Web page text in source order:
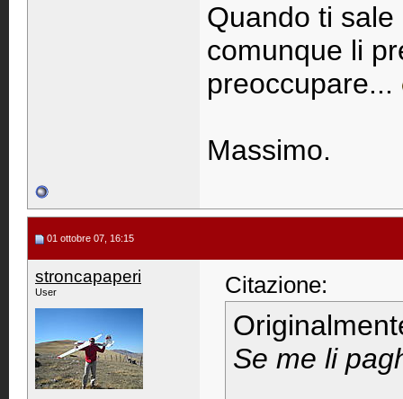
Quando ti
comunque li
preoccupare...
Massimo.
01 ottobre 07, 16:15
stroncapaperi
User Citazione:
Se me li